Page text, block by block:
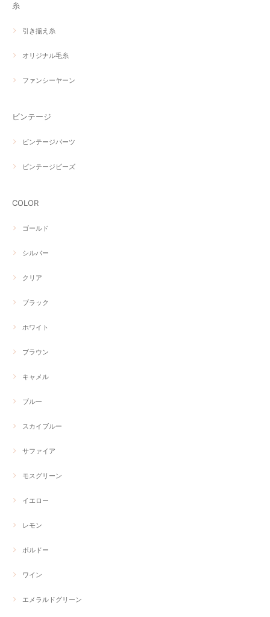
糸
引き揃え糸
オリジナル毛糸
ファンシーヤーン
ビンテージ
ビンテージパーツ
ビンテージビーズ
COLOR
ゴールド
シルバー
クリア
ブラック
ホワイト
ブラウン
キャメル
ブルー
スカイブルー
サファイア
モスグリーン
イエロー
レモン
ボルドー
ワイン
エメラルドグリーン